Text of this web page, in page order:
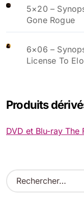
5×20 –
Gone Rogue
6×06 –
License To
Produits
DVD et Blu-ray The
R
e